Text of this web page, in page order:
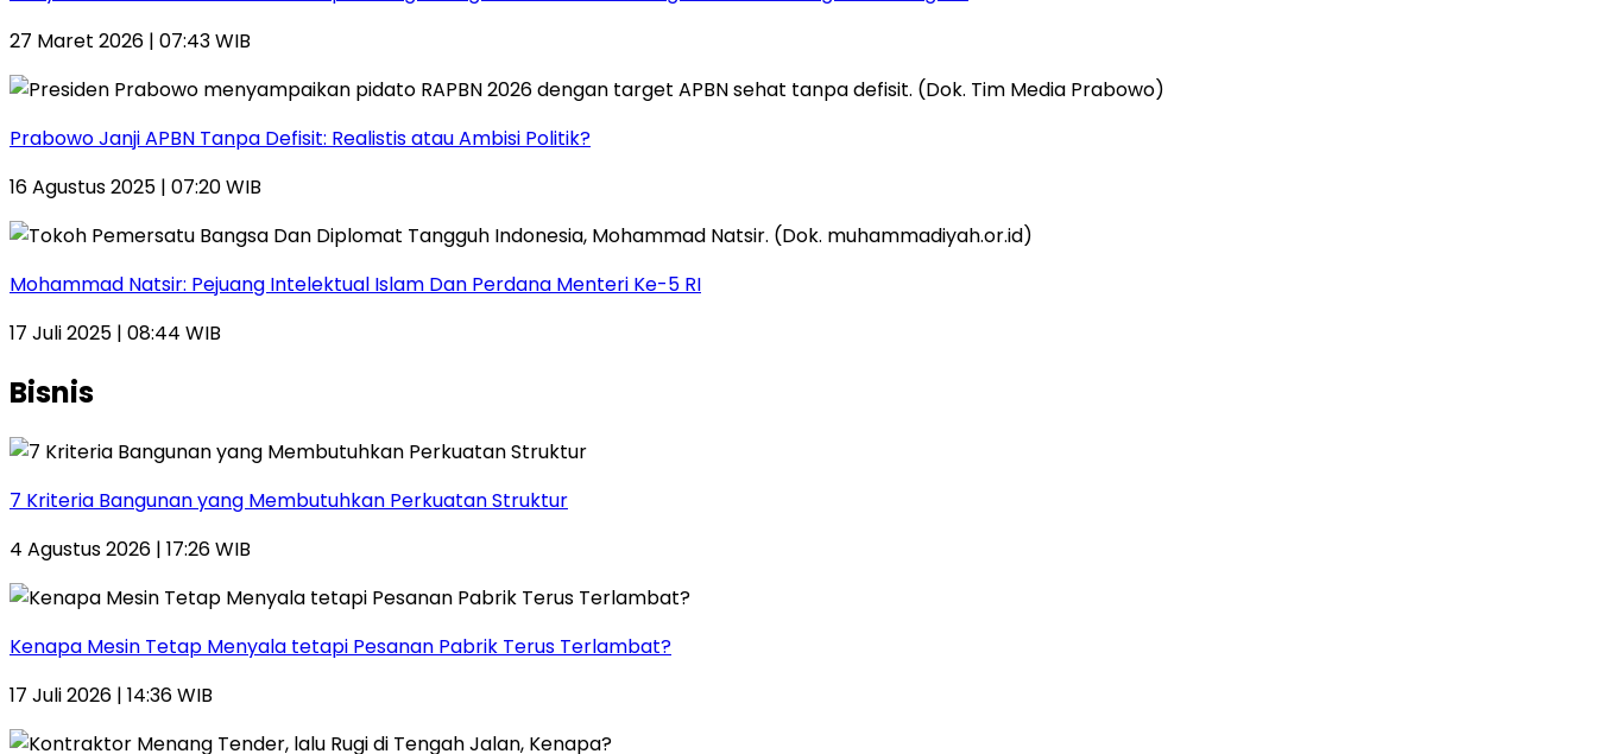
27 Maret 2026 | 07:43 WIB
Prabowo Janji APBN Tanpa Defisit: Realistis atau Ambisi Politik?
16 Agustus 2025 | 07:20 WIB
Mohammad Natsir: Pejuang Intelektual Islam Dan Perdana Menteri Ke-5 RI
17 Juli 2025 | 08:44 WIB
Bisnis
7 Kriteria Bangunan yang Membutuhkan Perkuatan Struktur
4 Agustus 2026 | 17:26 WIB
Kenapa Mesin Tetap Menyala tetapi Pesanan Pabrik Terus Terlambat?
17 Juli 2026 | 14:36 WIB